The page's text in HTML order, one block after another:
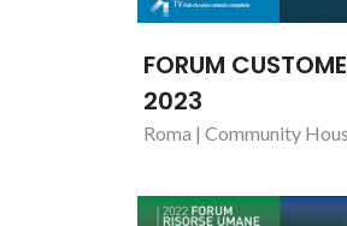
FORUM
2023
Roma | Community